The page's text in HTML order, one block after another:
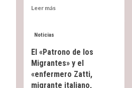
Leer másRead
tragedias
en
el
Mediterráneo
Noticias
El «Patrono de los
Migrantes» y el
«enfermero Zatti,
migrante italiano,